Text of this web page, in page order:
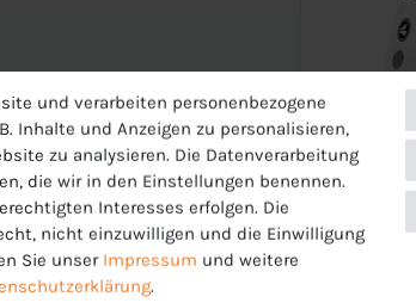
des Stoffes. So gewährleistet
auskühlst.
und verarbeiten personenbezogene
Inhalte und Anzeigen zu personalisieren,
zu analysieren. Die Datenverarbeitung
die wir in den Einstellungen benennen.
Interesses erfolgen. Die
nicht einzuwilligen und die Einwilligung
Sie unser Impressum und weitere
.